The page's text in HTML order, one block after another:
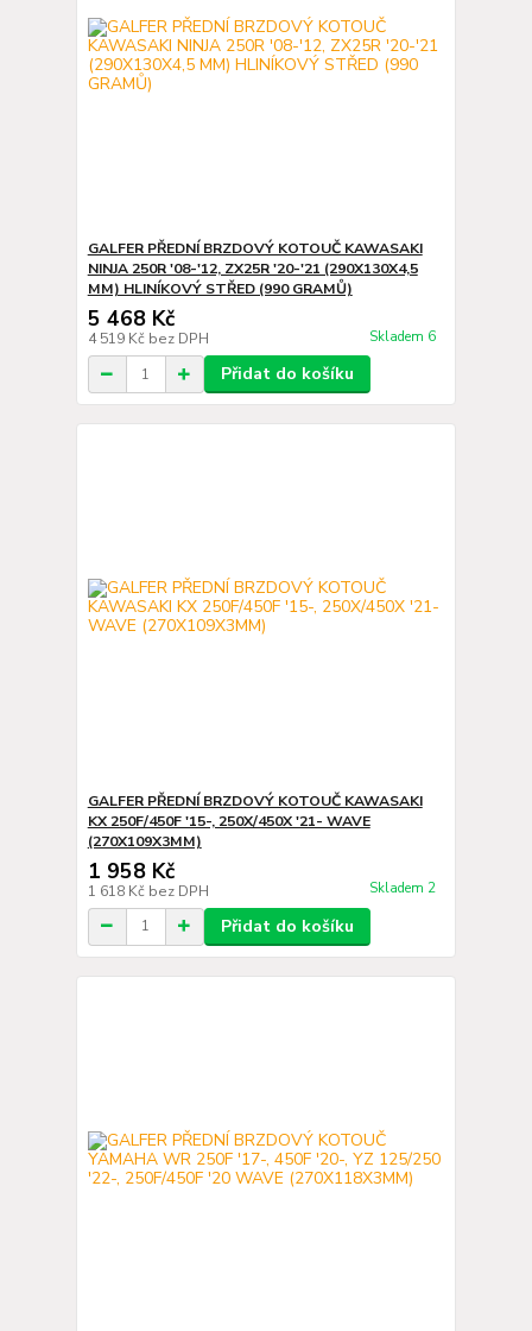
GALFER PŘEDNÍ BRZDOVÝ KOTOUČ KAWASAKI
NINJA 250R '08-'12, ZX25R '20-'21 (290X130X4,5
MM) HLINÍKOVÝ STŘED (990 GRAMŮ)
5 468 Kč
4 519 Kč bez DPH Skladem 6
Přidat do košíku
GALFER PŘEDNÍ BRZDOVÝ KOTOUČ KAWASAKI
KX 250F/450F '15-, 250X/450X '21- WAVE
(270X109X3MM)
1 958 Kč
1 618 Kč bez DPH Skladem 2
Přidat do košíku